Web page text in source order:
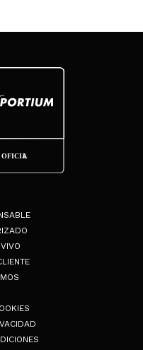
de póker6 FAQs